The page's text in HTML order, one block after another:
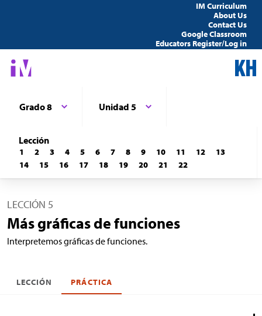
IM Curriculum
About Us
Contact Us
Google Classroom
Educators Register/Log in
Grado 8 Unidad 5
Lección
1 2 3 4 5 6 7 8 9 10 11 12
13
14
15 16 17 18 19 20 21 22
LECCIÓN 5
Más gráficas de funciones
Interpretemos gráficas de funciones.
LECCIÓN PRÁCTICA